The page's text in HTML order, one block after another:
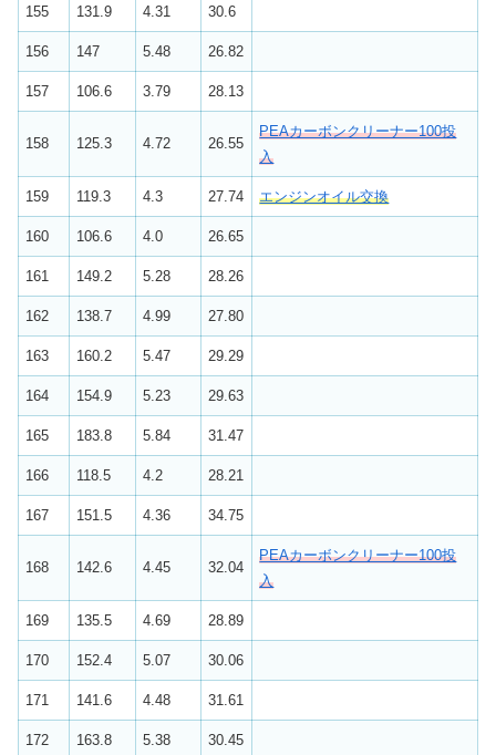
155 131.9 4.31 30.6
156 147 5.48 26.82
157 106.6 3.79 28.13
158 125.3 4.72 26.55
PEAカーボンクリーナー100投
入
159 119.3 4.3 27.74 エンジンオイル交換
160 106.6 4.0 26.65
161 149.2 5.28 28.26
162 138.7 4.99 27.80
163 160.2 5.47 29.29
164 154.9 5.23 29.63
165 183.8 5.84 31.47
166 118.5 4.2 28.21
167 151.5 4.36 34.75
168 142.6 4.45 32.04
PEAカーボンクリーナー100投
入
169 135.5 4.69 28.89
170 152.4 5.07 30.06
171 141.6 4.48 31.61
172 163.8 5.38 30.45